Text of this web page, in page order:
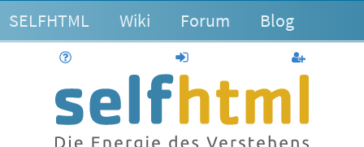
SELFHTML Wiki Forum Blog
anmelden